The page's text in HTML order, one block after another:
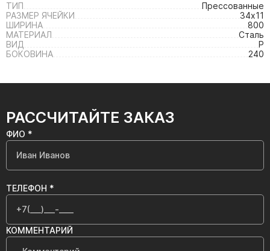
ТИП
Прессованные
РАЗМЕР ЯЧЕЙКИ
34х11
ШИРИНА
800
МАТЕРИАЛ
Сталь
ВИД
P
БОКОВИНА
240
РАССЧИТАЙТЕ ЗАКАЗ
ФИО *
ТЕЛЕФОН *
КОММЕНТАРИЙ